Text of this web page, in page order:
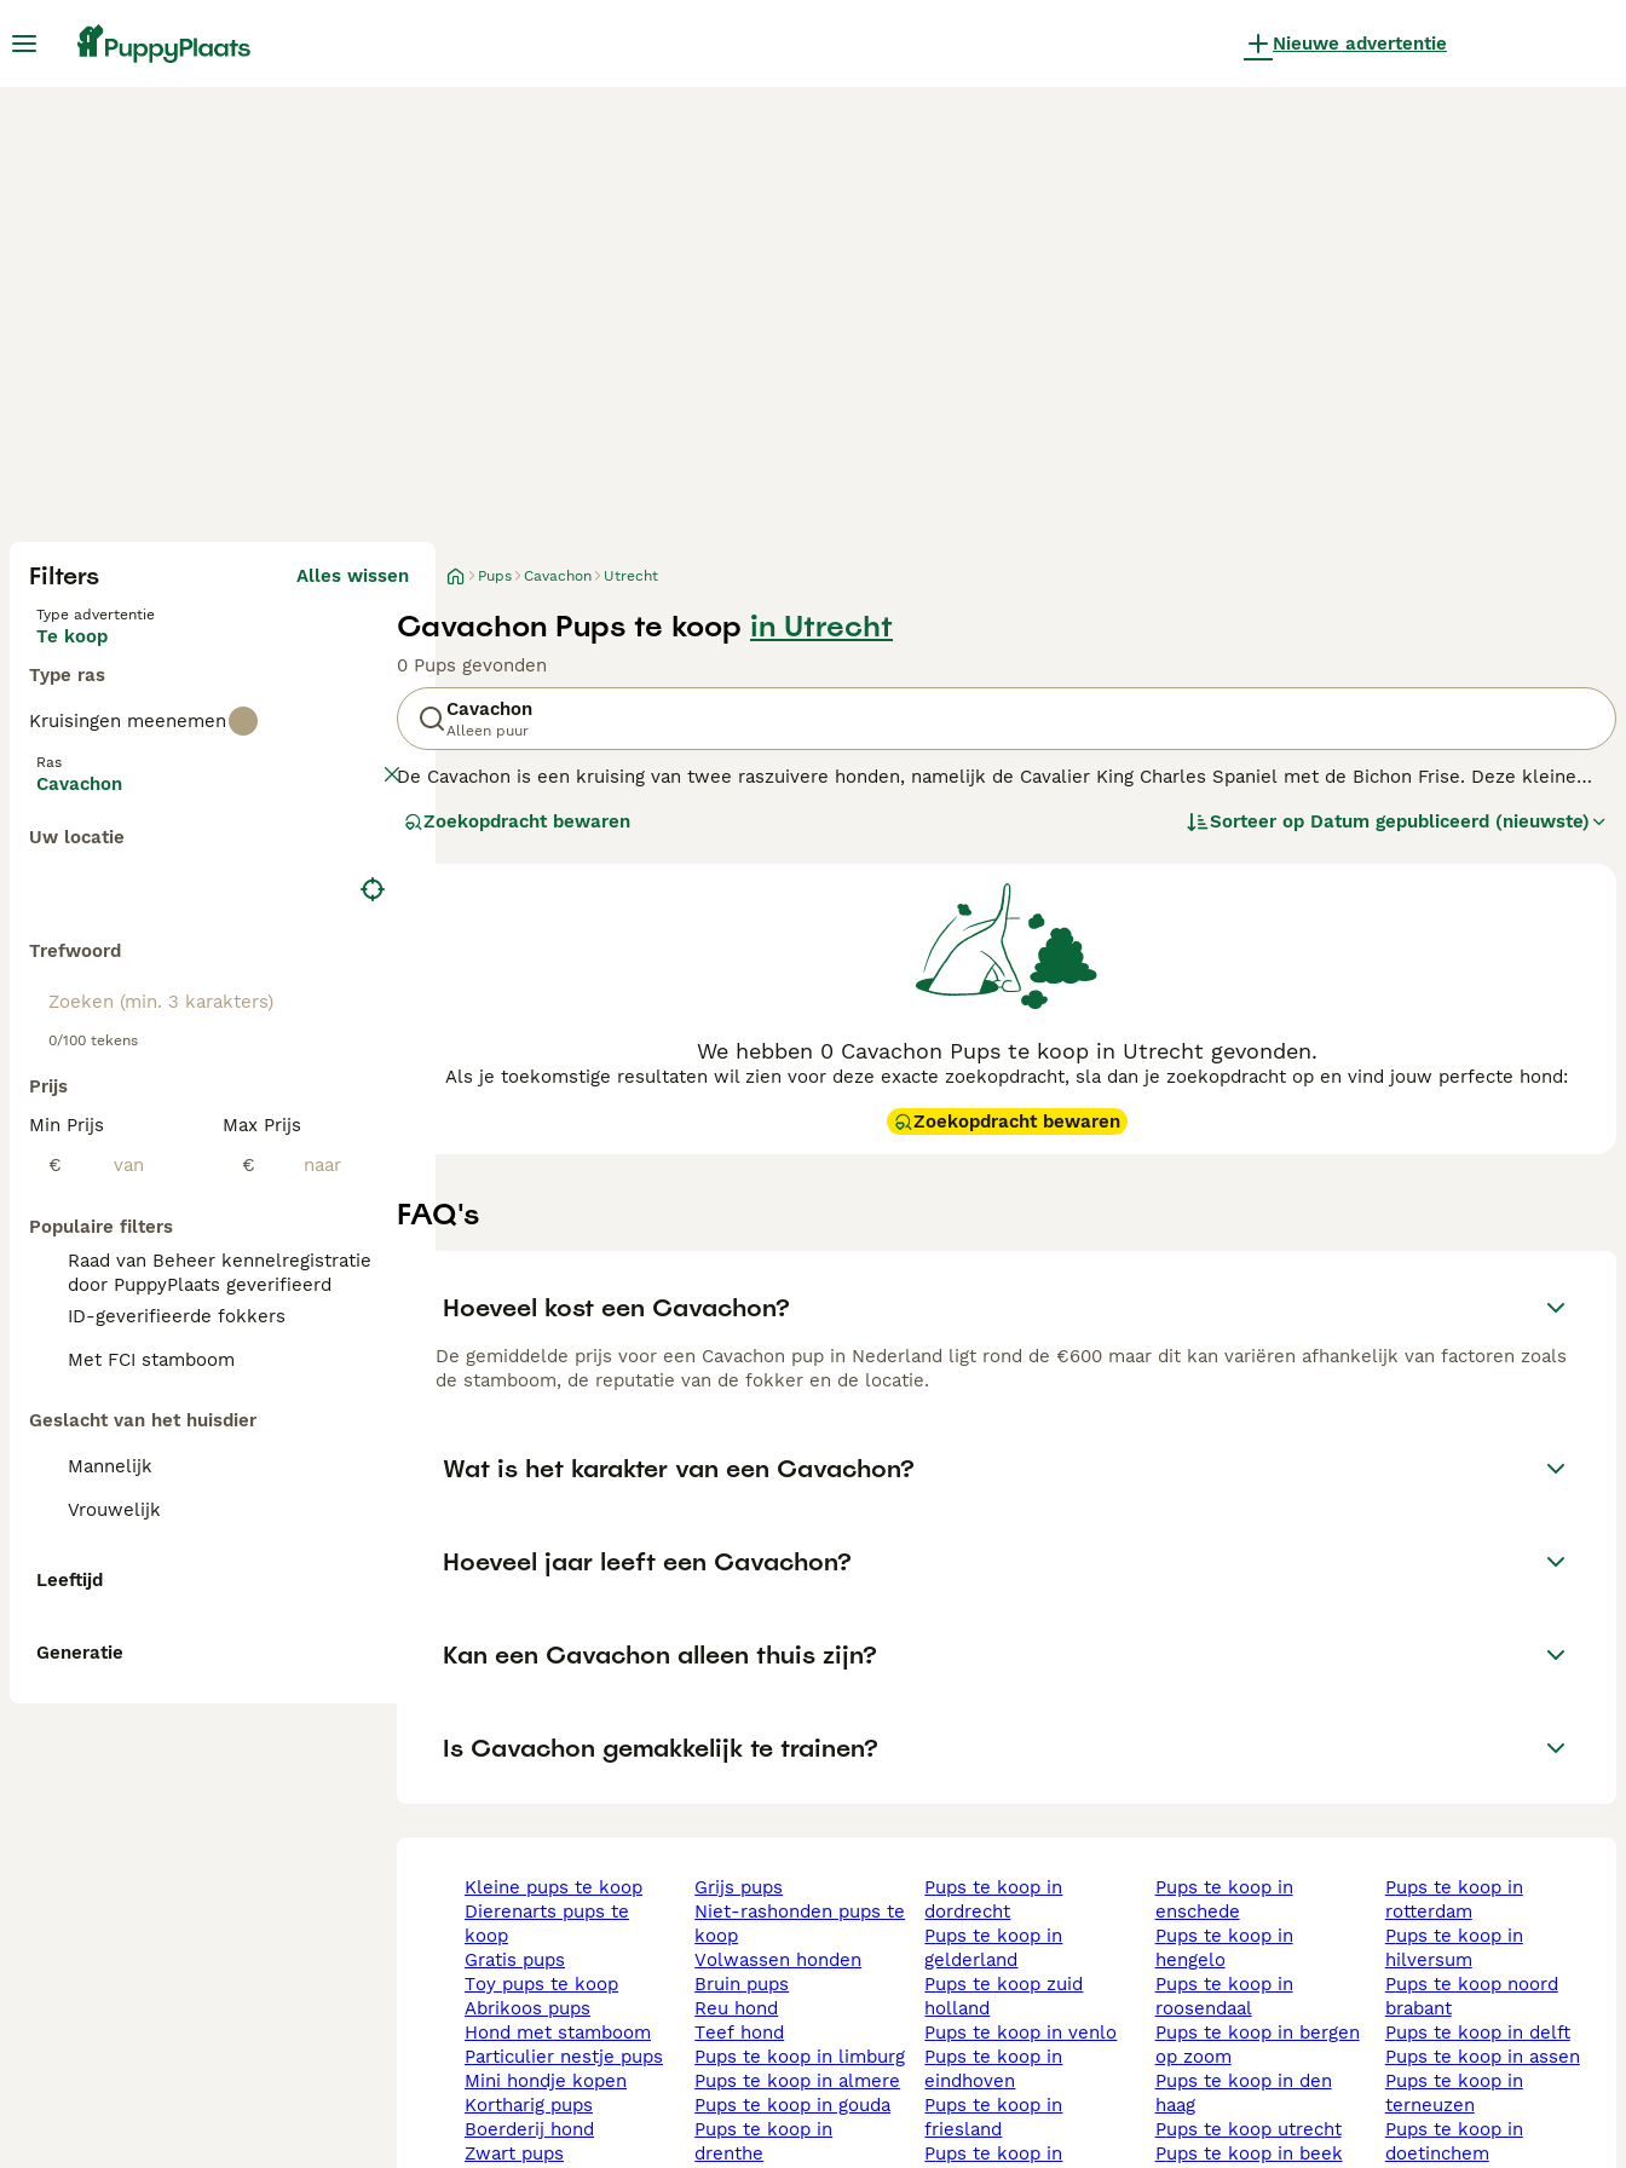
Nieuwe advertentie
Filters Alles wissen
Type advertentie
Te koop
Type ras
Kruisingen meenemen
Ras
Cavachon
Uw locatie
Trefwoord
0/100 tekens
Prijs
Min Prijs
€
Max Prijs
€
Populaire filters
Raad van Beheer kennelregistratie
door PuppyPlaats geverifieerd
ID-geverifieerde fokkers
Met FCI stamboom
Geslacht van het huisdier
Mannelijk
Vrouwelijk
Leeftijd
Generatie
Pups Cavachon Utrecht
Cavachon Pups te koop in Utrecht
0 Pups gevonden
Cavachon
Alleen puur
De Cavachon is een kruising van twee raszuivere honden, namelijk de Cavalier King Charles Spaniel met de Bichon Frise. Deze kleine
en charmante aard. Cavachons worden niet erkend als ras door de Raad van Beheer. Er zijn wel rasverenigingen opgericht in vele landen
voor informatie over dit hondenras.
Zoekopdracht bewaren Sorteer op Datum gepubliceerd (nieuwste)
We hebben 0 Cavachon Pups te koop in Utrecht gevonden.
Als je toekomstige resultaten wil zien voor deze exacte zoekopdracht, sla dan je zoekopdracht op en vind jouw perfecte hond:
Zoekopdracht bewaren
FAQ's
Hoeveel kost een Cavachon?
De gemiddelde prijs voor een Cavachon pup in Nederland ligt rond de €600 maar dit kan variëren afhankelijk van factoren zoals
de stamboom, de reputatie van de fokker en de locatie.
Wat is het karakter van een Cavachon?
Hoeveel jaar leeft een Cavachon?
Kan een Cavachon alleen thuis zijn?
Is Cavachon gemakkelijk te trainen?
kleine pups te koop
dierenarts pups te
koop
gratis pups
toy pups te koop
abrikoos pups
hond met stamboom
particulier nestje pups
mini hondje kopen
kortharig pups
boerderij hond
zwart pups
grijs pups
niet-rashonden pups te
koop
volwassen honden
bruin pups
reu hond
teef hond
pups te koop in limburg
pups te koop in almere
pups te koop in gouda
pups te koop in
drenthe
pups te koop in
dordrecht
pups te koop in
gelderland
pups te koop zuid
holland
pups te koop in venlo
pups te koop in
eindhoven
pups te koop in
friesland
pups te koop in
pups te koop in
enschede
pups te koop in
hengelo
pups te koop in
roosendaal
pups te koop in bergen
op zoom
pups te koop in den
haag
pups te koop utrecht
pups te koop in beek
pups te koop in
rotterdam
pups te koop in
hilversum
pups te koop noord
brabant
pups te koop in delft
pups te koop in assen
pups te koop in
terneuzen
pups te koop in
doetinchem